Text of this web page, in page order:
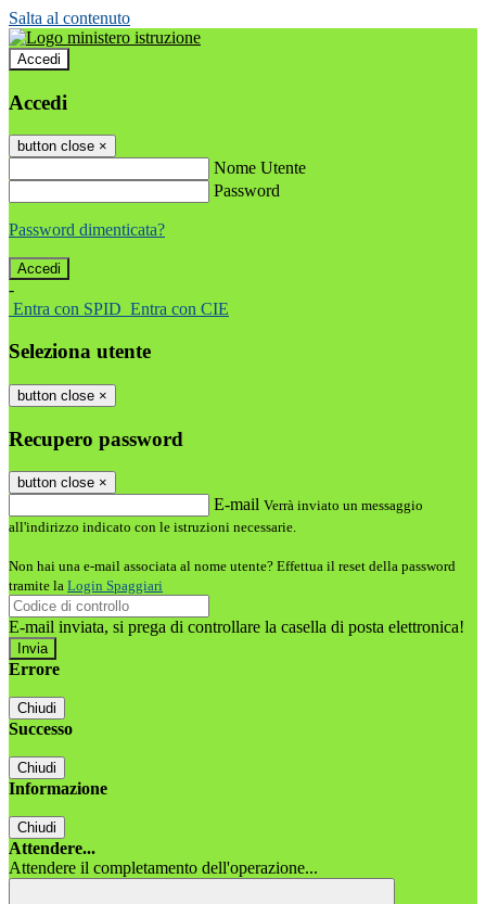
Salta al contenuto
Accedi
Accedi
button close ×
Nome Utente
Password
Password dimenticata?
-
Entra con SPID Entra con CIE
Seleziona utente
button close ×
Recupero password
button close ×
E-mail Verrà inviato un messaggio
all'indirizzo indicato con le istruzioni necessarie.
Non hai una e-mail associata al nome utente? Effettua il reset della password
tramite la Login Spaggiari
E-mail inviata, si prega di controllare la casella di posta elettronica!
Errore
Chiudi
Successo
Chiudi
Informazione
Chiudi
Attendere...
Attendere il completamento dell'operazione...